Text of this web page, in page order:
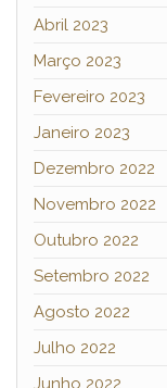
Abril 2023
Março 2023
Fevereiro 2023
Janeiro 2023
Dezembro 2022
Novembro 2022
Outubro 2022
Setembro 2022
Agosto 2022
Julho 2022
Junho 2022